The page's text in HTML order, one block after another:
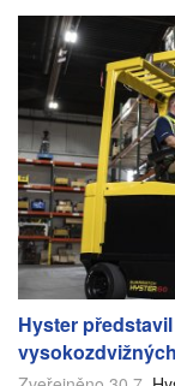
Hyster